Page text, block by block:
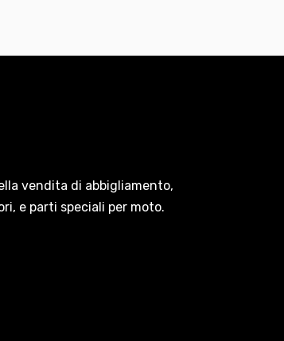
vendita di abbigliamento,
e parti speciali per moto.